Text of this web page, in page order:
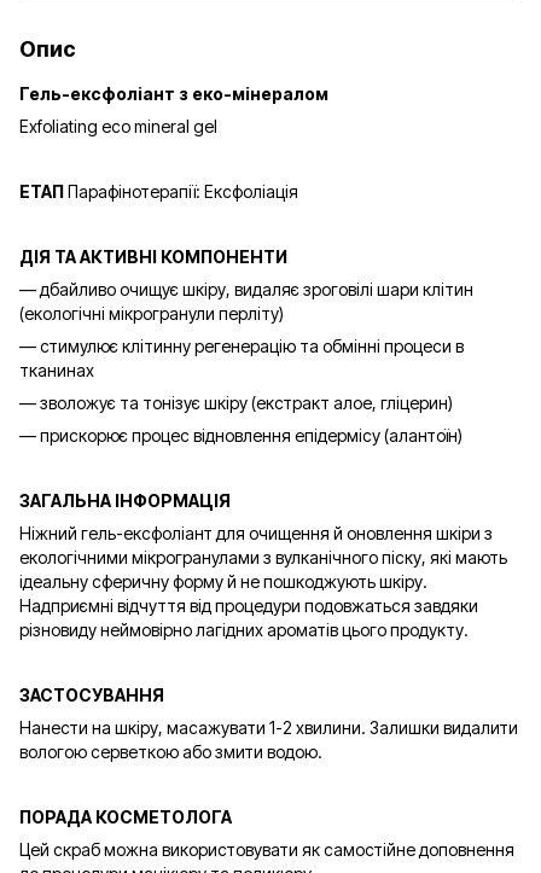
Опис
Гель-ексфоліант з еко-мінералом
Exfoliating eco mineral gel
ЕТАППарафінотерапії: Ексфоліація
ДІЯ ТА АКТИВНІ КОМПОНЕНТИ
— дбайливо очищує шкіру, видаляє зроговілі шари клітин
(екологічні мікрогранули перліту)
— стимулює клітинну регенерацію та обмінні процеси в
тканинах
— зволожує та тонізує шкіру (екстракт алое, гліцерин)
— прискорює процес відновлення епідермісу (алантоїн)
ЗАГАЛЬНА ІНФОРМАЦІЯ
Ніжний гель-ексфоліант для очищення й оновлення шкіри з
екологічними мікрогранулами з вулканічного піску, які мають
ідеальну сферичну форму й не пошкоджують шкіру.
Надприємні відчуття від процедури подовжаться завдяки
різновиду неймовірно лагідних ароматів цього продукту.
ЗАСТОСУВАННЯ
Нанести на шкіру, масажувати 1-2 хвилини. Залишки видалити
вологою серветкою або змити водою.
ПОРАДА КОСМЕТОЛОГА
Цей скраб можна використовувати як самостійне доповнення